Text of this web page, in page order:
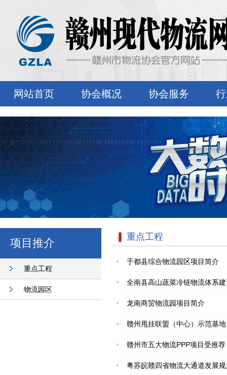
网站首页 协会概况 协会服务
项目推介
重点工程
物流园区
重点工程
于都县综合物流园区项目简介
全南县高山蔬菜冷链物流体系
龙南商贸物流园项目简介
赣州甩挂联盟（中心）示范基地
赣州市五大物流PPP项目受推荐
粤苏皖赣四省物流大通道发展